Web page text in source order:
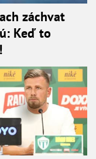
záchvat
Keď to